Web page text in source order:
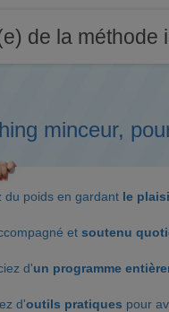
de la méthode
minceur,
du poids en gardant le
et soutenu
d'un programme
d'outils pratiques pour